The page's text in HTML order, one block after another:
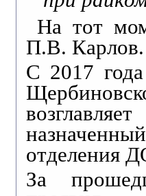
На тот
П.В. Карлов.
С 2017
отделения
За